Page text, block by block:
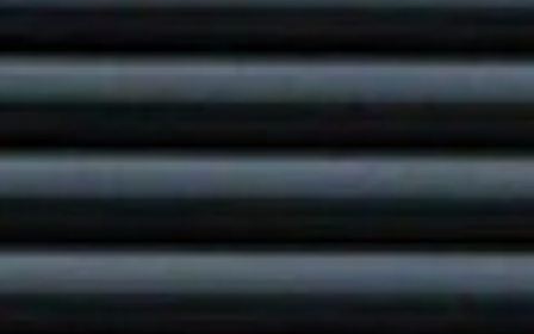
Asportas de aço automáticashá muito deixaram
comércios. Nos últimos anos, elas passaram a
integrar projetos arquitetônicos residenciais,
tornando-se uma tendência entre aqueles que
contemporânea. A presença cada vez maior
dessas portas em casas, sobrados e condomínios
de alto padrão não é por acaso. Elas oferecem uma
proteção patrimonial até a valorização do imóvel,
acompanhando o avanço das tecnologias de
automação residencial.